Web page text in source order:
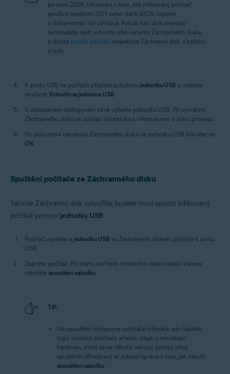
po roce 2005. Informaci o tom, zda infikovaný počítač
používá moderní UEFI, nebo starší BIOS, najdete
v dokumentaci od výrobce. Pokud tuto dokumentaci
nedokážete najít, vytvořte obě varianty Záchranného disku
a zkuste spustit počítač, respektive Záchranný disk, s každou
z nich.
K portu USB na počítači připojte prázdnou jednotku USB a vyberte
možnost Vytvořit na jednotce USB.
V zobrazeném dialogovém okně vyberte jednotku USB. Při vytváření
Záchranného disku se zobrazí obrazovka s informacemi o stavu procesu.
Po dokončení nahrávání Záchranného disku na jednotku USB klikněte na
OK.
Spuštění počítače ze Záchranného disku
Jakmile Záchranný disk vytvoříte, budete moci spustit infikovaný
počítač pomocí jednotky USB:
Počítač vypněte a jednotku USB se Záchranným diskem připojte k portu
USB.
Zapněte počítač. Při startu počítače stisknutím odpovídající klávesy
otevřete spouštěcí nabídku.
TIP:
Na spouštěcí obrazovce počítače (obvykle zde najdete
logo výrobce počítače a/nebo údaje o inicializaci
hardwaru, které se na několik sekund zobrazí před
spuštěním Windows) se zobrazí zpráva o tom, jak otevřít
spouštěcí nabídku.